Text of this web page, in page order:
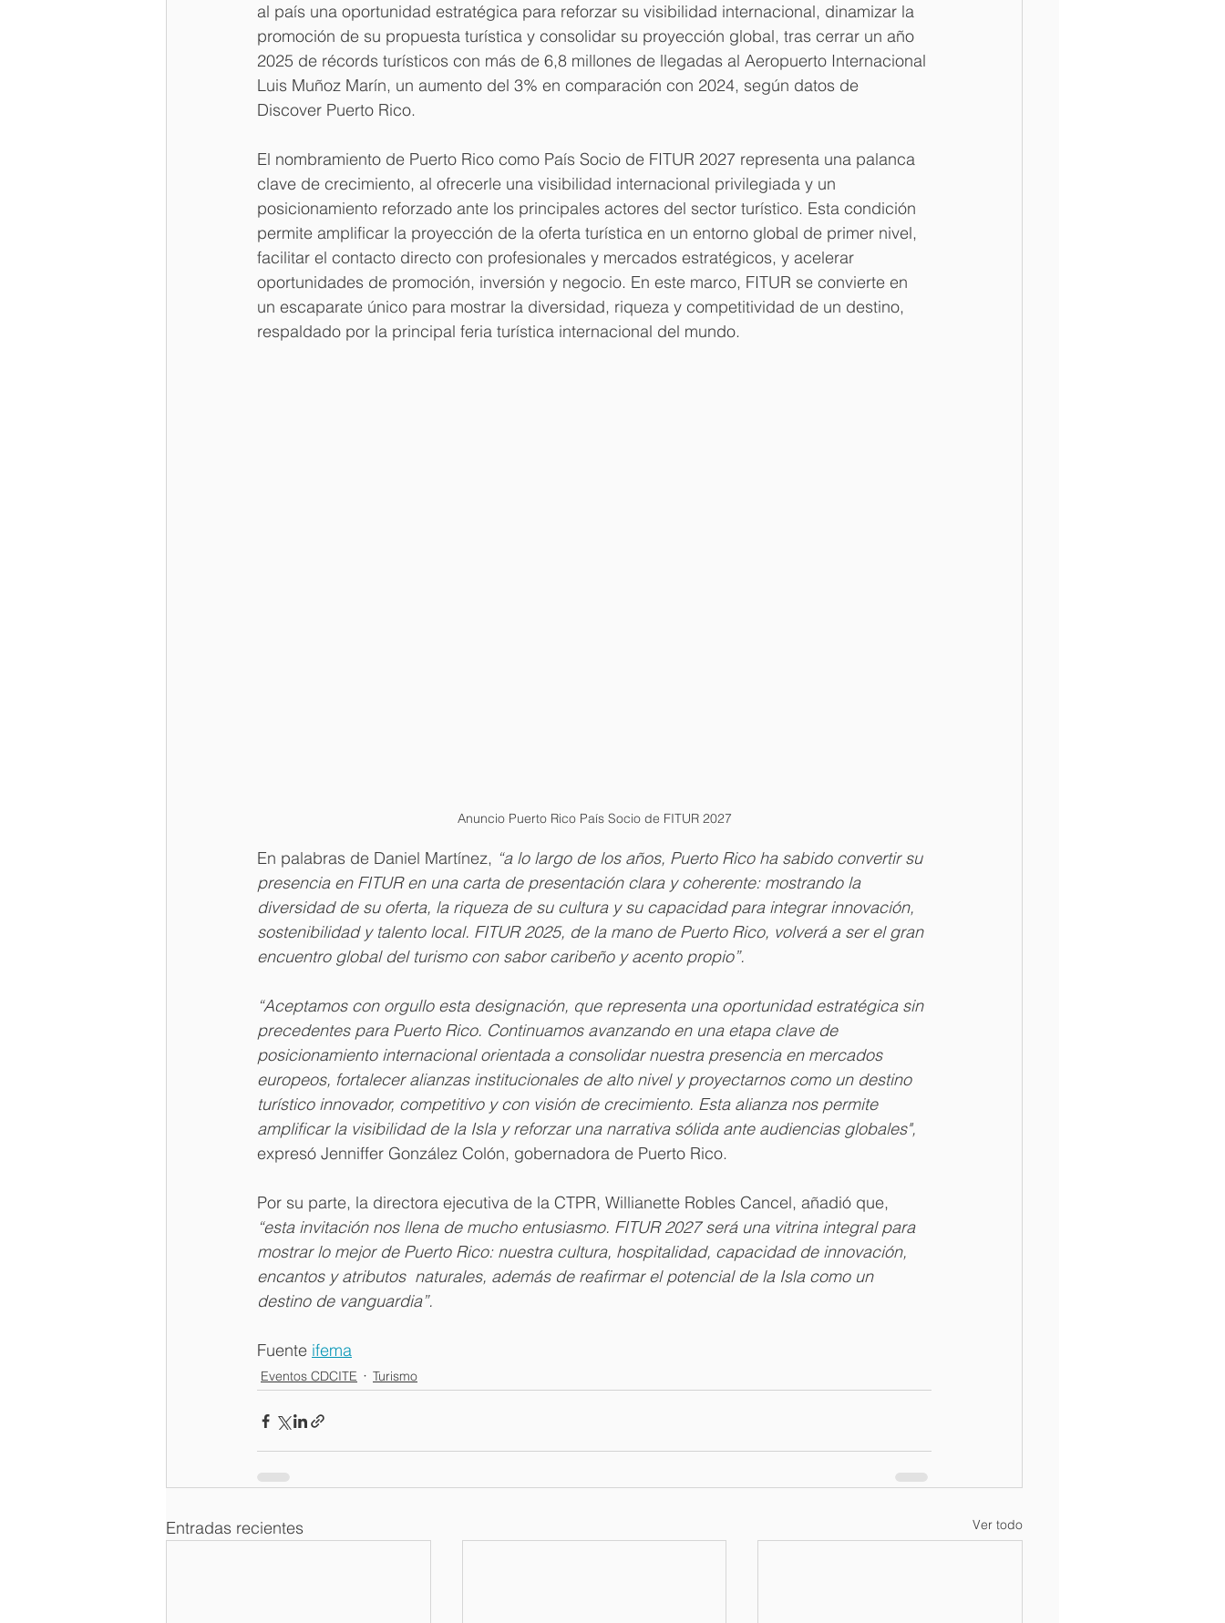
al país una oportunidad estratégica para reforzar su visibilidad internacional, dinamizar la
promoción de su propuesta turística y consolidar su proyección global, tras cerrar un año
2025 de récords turísticos con más de 6,8 millones de llegadas al Aeropuerto Internacional
Luis Muñoz Marín, un aumento del 3% en comparación con 2024, según datos de
Discover Puerto Rico.
El nombramiento de Puerto Rico como País Socio de FITUR 2027 representa una palanca
clave de crecimiento, al ofrecerle una visibilidad internacional privilegiada y un
posicionamiento reforzado ante los principales actores del sector turístico. Esta condición
permite amplificar la proyección de la oferta turística en un entorno global de primer nivel,
facilitar el contacto directo con profesionales y mercados estratégicos, y acelerar
oportunidades de promoción, inversión y negocio. En este marco, FITUR se convierte en
un escaparate único para mostrar la diversidad, riqueza y competitividad de un destino,
respaldado por la principal feria turística internacional del mundo.
Anuncio Puerto Rico País Socio de FITUR 2027
En palabras de Daniel Martínez, “a lo largo de los años, Puerto Rico ha sabido convertir su
presencia en FITUR en una carta de presentación clara y coherente: mostrando la
diversidad de su oferta, la riqueza de su cultura y su capacidad para integrar innovación,
sostenibilidad y talento local. FITUR 2025, de la mano de Puerto Rico, volverá a ser el gran
encuentro global del turismo con sabor caribeño y acento propio”.
“Aceptamos con orgullo esta designación, que representa una oportunidad estratégica sin
precedentes para Puerto Rico. Continuamos avanzando en una etapa clave de
posicionamiento internacional orientada a consolidar nuestra presencia en mercados
europeos, fortalecer alianzas institucionales de alto nivel y proyectarnos como un destino
turístico innovador, competitivo y con visión de crecimiento. Esta alianza nos permite
amplificar la visibilidad de la Isla y reforzar una narrativa sólida ante audiencias globales",
expresó Jenniffer González Colón, gobernadora de Puerto Rico.
Por su parte, la directora ejecutiva de la CTPR, Willianette Robles Cancel, añadió que,
“esta invitación nos llena de mucho entusiasmo. FITUR 2027 será una vitrina integral para
mostrar lo mejor de Puerto Rico: nuestra cultura, hospitalidad, capacidad de innovación,
encantos y atributos  naturales, además de reafirmar el potencial de la Isla como un
destino de vanguardia”.
Fuente ifema
Eventos CDCITE Turismo
Entradas recientes Ver todo